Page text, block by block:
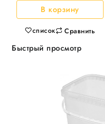
В корзину
список Сравнить
Быстрый просмотр